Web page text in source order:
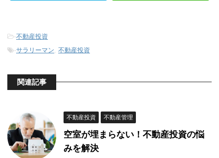
-不動産投資
-サラリーマン 不動産投資
関連記事
不動産投資 不動産管理
空室が埋まらない！不動産投資の悩
みを解決